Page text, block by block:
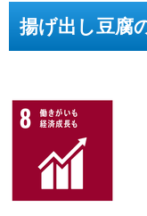
揚げ出し豆腐